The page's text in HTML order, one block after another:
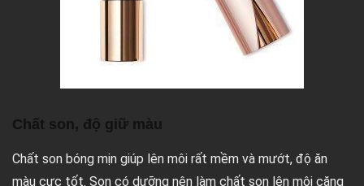
Chất son, độ giữ màu
Chất son bóng mịn giúp lên môi rất mềm và mướt, độ ăn
màu cực tốt. Son có dưỡng nên làm chất son lên môi căng